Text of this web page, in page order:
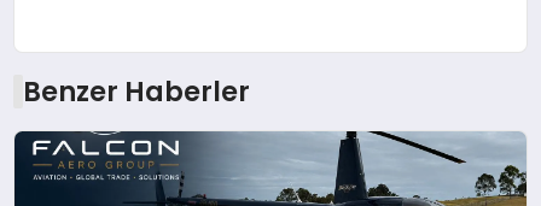
Benzer Haberler